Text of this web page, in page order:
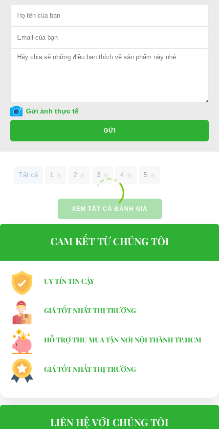
Điện thoại: 08 68 100 260 ( Châu ) - 093 211 3677 ( Phú )
Website:xediendulich.com
Gửi ảnh thực tế
GỬI
Tất cả 1 2 3 4 5
XEM TẤT CẢ ĐÁNH GIÁ
CAM KẾT TỪ CHÚNG TÔI
UY TÍN TIN CẬY
GIÁ TỐT NHẤT THỊ TRƯỜNG
HỖ TRỢ THU MUA TẬN NƠI NỘI THÀNH TP.HCM
GIÁ TỐT NHẤT THỊ TRƯỜNG
LIÊN HỆ VỚI CHÚNG TÔI